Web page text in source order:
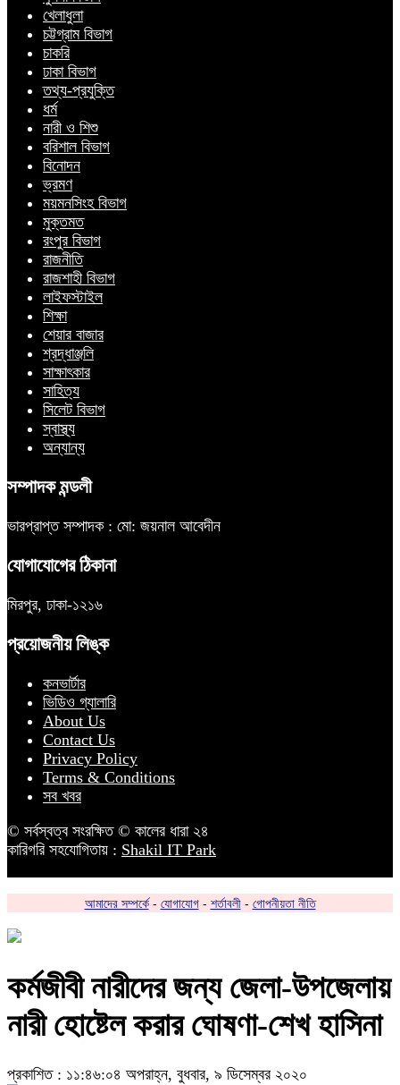
খেলাধুলা
চট্টগ্রাম বিভাগ
চাকরি
ঢাকা বিভাগ
তথ্য-প্রযুক্তি
ধর্ম
নারী ও শিশু
বরিশাল বিভাগ
বিনোদন
ভ্রমণ
ময়মনসিংহ বিভাগ
মুক্তমত
রংপুর বিভাগ
রাজনীতি
রাজশাহী বিভাগ
লাইফস্টাইল
শিক্ষা
শেয়ার বাজার
শ্রদ্ধাঞ্জলি
সাক্ষাৎকার
সাহিত্য
সিলেট বিভাগ
স্বাস্থ্য
অন্যান্য
সম্পাদক মন্ডলী
ভারপ্রাপ্ত সম্পাদক : মো: জয়নাল আবেদীন
যোগাযোগের ঠিকানা
মিরপুর, ঢাকা-১২১৬
প্রয়োজনীয় লিঙ্ক
কনভার্টার
ভিডিও গ্যালারি
About Us
Contact Us
Privacy Policy
Terms & Conditions
সব খবর
© সর্বস্বত্ব সংরক্ষিত © কালের ধারা ২৪
কারিগরি সহযোগিতায় : Shakil IT Park
আমাদের সম্পর্কে- যোগাযোগ- শর্তাবলী- গোপনীয়তা নীতি
কর্মজীবী নারীদের জন্য জেলা-উপজেলায়
নারী হোষ্টেল করার ঘোষণা-শেখ হাসিনা
প্রকাশিত : ১১:৪৬:০৪ অপরাহ্ন, বুধবার, ৯ ডিসেম্বর ২০২০